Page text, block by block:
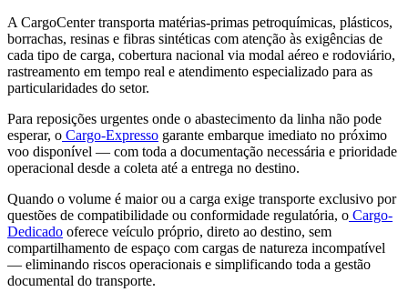
A CargoCenter transporta matérias-primas petroquímicas, plásticos,
borrachas, resinas e fibras sintéticas com atenção às exigências de
cada tipo de carga, cobertura nacional via modal aéreo e rodoviário,
rastreamento em tempo real e atendimento especializado para as
particularidades do setor.
Para reposições urgentes onde o abastecimento da linha não pode
esperar, o Cargo-Expresso garante embarque imediato no próximo
voo disponível — com toda a documentação necessária e prioridade
operacional desde a coleta até a entrega no destino.
Quando o volume é maior ou a carga exige transporte exclusivo por
questões de compatibilidade ou conformidade regulatória, o Cargo-
Dedicado oferece veículo próprio, direto ao destino, sem
compartilhamento de espaço com cargas de natureza incompatível
— eliminando riscos operacionais e simplificando toda a gestão
documental do transporte.